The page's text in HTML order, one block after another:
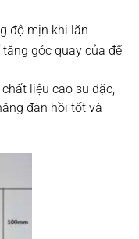
độ mịn khi lăn
góc quay của đế
liệu cao su đặc,
đàn hồi tốt và